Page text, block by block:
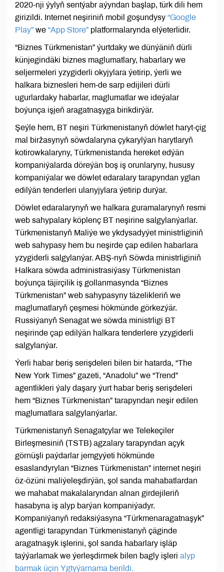
2020-nji ýylyň sentýabr aýyndan başlap, türk dili hem
girizildi. Internet neşiriniň mobil goşundysy “Google
Play” we “App Store” platformalarynda elýeterlidir.
“Biznes Türkmenistan” ýurtdaky we dünýäniň dürli
künjegindäki biznes maglumatlary, habarlary we
seljermeleri yzygiderli okyjylara ýetirip, ýerli we
halkara biznesleri hem-de sarp edijileri dürli
ugurlardaky habarlar, maglumatlar we ideýalar
boýunça işjeň aragatnaşyga birikdirýär.
Şeýle hem, BT neşiri Türkmenistanyň döwlet haryt-çig
mal biržasynyň söwdalaryna çykarylýan harytlaryň
kotirowkalaryny, Türkmenistanda hereket edýän
kompaniýalarda döreýän boş iş orunlaryny, hususy
kompaniýalar we döwlet edaralary tarapyndan yglan
edilýän tenderleri ulanyjylara ýetirip durýar.
Döwlet edaralarynyň we halkara guramalarynyň resmi
web sahypalary köplenç BT neşirine salgylanýarlar.
Türkmenistanyň Maliýe we ykdysadyýet ministrliginiň
web sahypasy hem bu neşirde çap edilen habarlara
yzygiderli salgylanýar. ABŞ-nyň Söwda ministrliginiň
Halkara söwda administrasiýasy Türkmenistan
boýunça täjirçilik iş gollanmasynda “Biznes
Türkmenistan” web sahypasyny täzelikleriň we
maglumatlaryň çeşmesi hökmünde görkezýär.
Russiýanyň Senagat we söwda ministrligi BT
neşirinde çap edilýän halkara tenderlere yzygiderli
salgylanýar.
Ýerli habar beriş serişdeleri bilen bir hatarda, “The
New York Times” gazeti, “Anadolu” we “Trend”
agentlikleri ýaly daşary ýurt habar beriş serişdeleri
hem “Biznes Türkmenistan” tarapyndan neşir edilen
maglumatlara salgylanýarlar.
Türkmenistanyň Senagatçylar we Telekeçiler
Birleşmesiniň (TSTB) agzalary tarapyndan açyk
görnüşli paýdarlar jemgyýeti hökmünde
esaslandyrylan “Biznes Türkmenistan” internet neşiri
öz-özüni maliýeleşdirýän, şol sanda mahabatlardan
we mahabat makalalaryndan alnan girdejileriň
hasabyna iş alyp barýan kompaniýadyr.
Kompaniýanyň redaksiýasyna “Türkmenaragatnaşyk”
agentligi tarapyndan Türkmenistanyň çäginde
aragatnaşyk işlerini, şol sanda habarlary işläp
taýýarlamak we ýerleşdirmek bilen bagly işleri alyp
barmak üçin Ygtyýarnama berildi.